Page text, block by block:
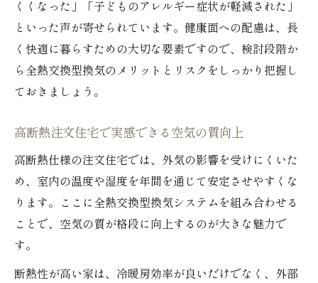
くくなった」「子どものアレルギー症状が軽減された」
といった声が寄せられています。健康面への配慮は、長
く快適に暮らすための大切な要素ですので、検討段階か
ら全熱交換型換気のメリットとリスクをしっかり把握し
ておきましょう。
高断熱注文住宅で実感できる空気の質向上
高断熱仕様の注文住宅では、外気の影響を受けにくいた
め、室内の温度や湿度を年間を通じて安定させやすくな
ります。ここに全熱交換型換気システムを組み合わせる
ことで、空気の質が格段に向上するのが大きな魅力で
す。
断熱性が高い家は、冷暖房効率が良いだけでなく、外部